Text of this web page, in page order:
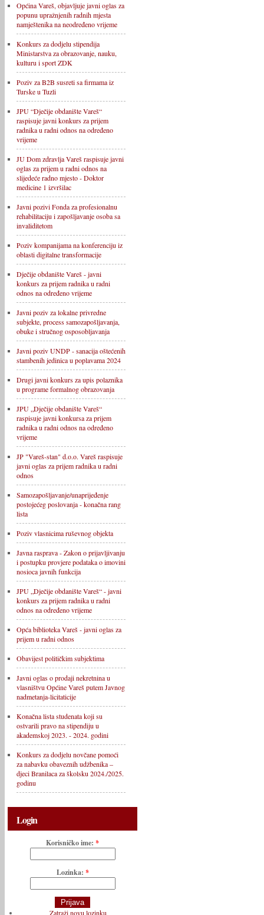
Općina Vareš, objavljuje javni oglas za
popunu upražnjenih radnih mjesta
namještenika na neodređeno vrijeme
Konkurs za dodjelu stipendija
Ministarstva za obrazovanje, nauku,
kulturu i sport ZDK
Poziv za B2B susreti sa firmama iz
Turske u Tuzli
JPU “Dječije obdanište Vareš“
raspisuje javni konkurs za prijem
radnika u radni odnos na određeno
vrijeme
JU Dom zdravlja Vareš raspisuje javni
oglas za prijem u radni odnos na
slijedeće radno mjesto - Doktor
medicine 1 izvršilac
Javni pozivi Fonda za profesionalnu
rehabilitaciju i zapošljavanje osoba sa
invaliditetom
Poziv kompanijama na konferenciju iz
oblasti digitalne transformacije
Dječije obdanište Vareš - javni
konkurs za prijem radnika u radni
odnos na određeno vrijeme
Javni poziv za lokalne privredne
subjekte, process samozapošljavanja,
obuke i stručnog osposobljavanja
Javni poziv UNDP - sanacija oštećenih
stambenih jedinica u poplavama 2024
Drugi javni konkurs za upis polaznika
u programe formalnog obrazovanja
JPU „Dječije obdanište Vareš“
raspisuje javni konkursa za prijem
radnika u radni odnos na određeno
vrijeme
JP "Vareš-stan" d.o.o. Vareš raspisuje
javni oglas za prijem radnika u radni
odnos
Samozapošljavanje/unaprijeđenje
postojećeg poslovanja - konačna rang
lista
Poziv vlasnicima ruševnog objekta
Javna rasprava - Zakon o prijavljivanju
i postupku provjere podataka o imovini
nosioca javnih funkcija
JPU „Dječije obdanište Vareš“ - javni
konkurs za prijem radnika u radni
odnos na određeno vrijeme
Opća biblioteka Vareš - javni oglas za
prijem u radni odnos
Obavijest političkim subjektima
Javni oglas o prodaji nekretnina u
vlasništvu Općine Vareš putem Javnog
nadmetanja-licitaticije
Konačna lista studenata koji su
ostvarili pravo na stipendiju u
akademskoj 2023. - 2024. godini
Konkurs za dodjelu novčane pomoći
za nabavku obaveznih udžbenika –
djeci Branilaca za školsku 2024./2025.
godinu
Login
Korisničko ime: *
Lozinka: *
Zatraži novu lozinku